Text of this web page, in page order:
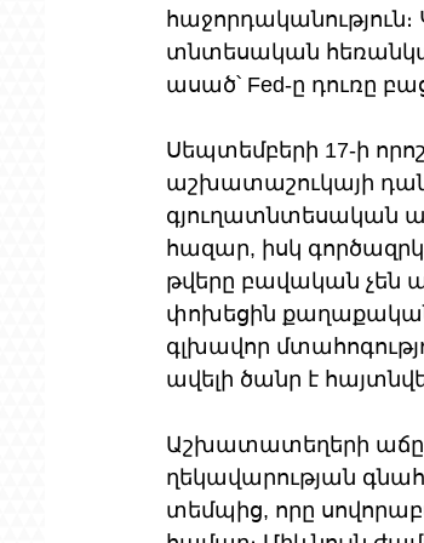
տնտեսական
ասած՝ Fed-ը դուռը
Սեպտեմբերի 17-ի
աշխատաշուկայի
գյուղատնտեսական
հազար, իսկ
թվերը բավական չեն
փոխեցին
գլխավոր
ավելի ծանր է
Աշխատատեղերի աճը
ղեկավարության
տեմպից, որը